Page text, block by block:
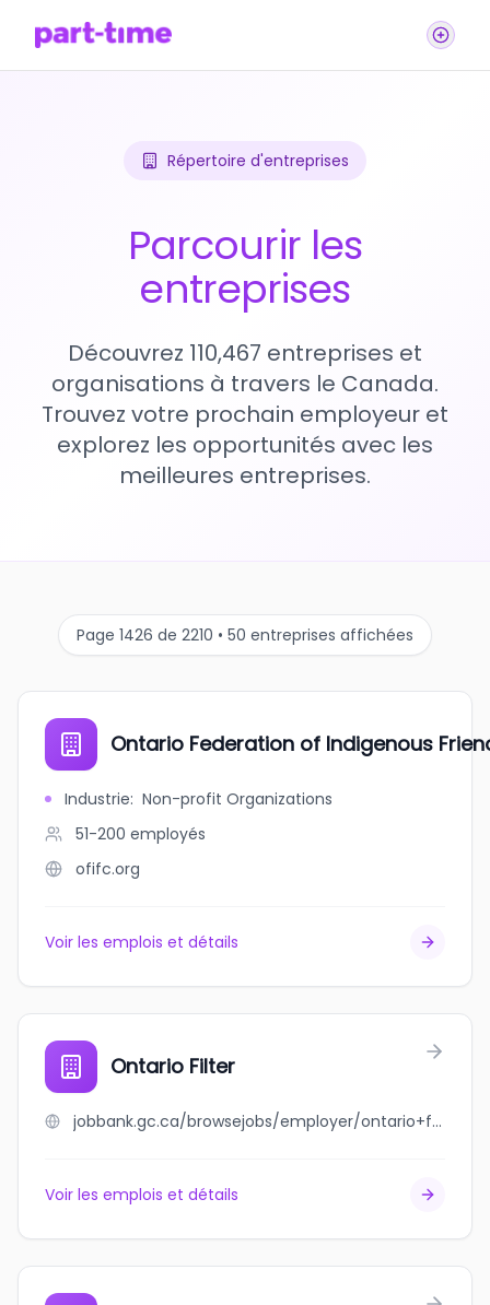
Répertoire d'entreprises
Parcourir les
entreprises
Découvrez 110,467 entreprises et
organisations à travers le Canada.
Trouvez votre prochain employeur et
explorez les opportunités avec les
meilleures entreprises.
Page 1426 de 2210 • 50 entreprises affichées
Ontario Federation of Indigenous
Industrie: Non-profit Organizations
51-200 employés
ofifc.org
Voir les emplois et détails
Ontario Filter
jobbank.gc.ca/browsejobs/employer/ontario+filter/ca
Voir les emplois et détails